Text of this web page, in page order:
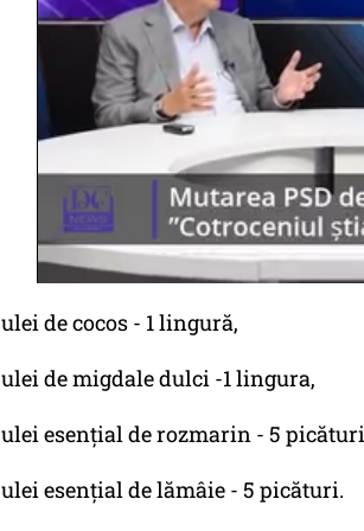
ulei de cocos - 1 lingură,
ulei de migdale dulci -1 lingura,
ulei esențial de rozmarin - 5
ulei esențial de lămâie - 5 picături.